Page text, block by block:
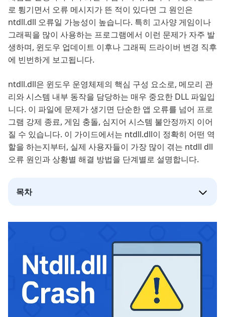
로 튕기면서 오류 메시지가 뜬 적이 있다면 그 원인은
ntdll.dll 오류일 가능성이 높습니다. 특히 고사양 게임이나
그래픽을 많이 사용하는 프로그램에서 이런 문제가 자주 발
생하며, 윈도우 업데이트 이후나 그래픽 드라이버 변경 직후
에 빈번하게 보고됩니다.
ntdll.dll은 윈도우 운영체제의 핵심 구성 요소로, 메모리 관
리와 시스템 내부 동작을 담당하는 매우 중요한 DLL 파일입
니다. 이 파일에 문제가 생기면 단순한 앱 오류를 넘어 프로
그램 강제 종료, 게임 충돌, 심지어 시스템 불안정까지 이어
질 수 있습니다. 이 가이드에서는 ntdll.dll이 정확히 어떤 역
할을 하는지부터, 실제 사용자들이 가장 많이 겪는 ntdll dll
오류 원인과 상황별 해결 방법을 단계별로 설명합니다.
목차